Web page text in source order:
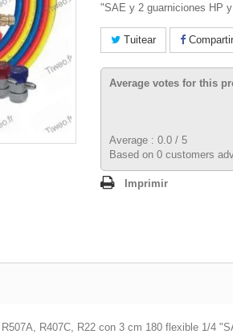
"SAE y 2 guarniciones HP
Tuitear Compartir
Average votes for this
Average : 0.0 / 5
Based on 0 customers
Imprimir
R407C, R22 con 3 cm 180 flexible 1/4